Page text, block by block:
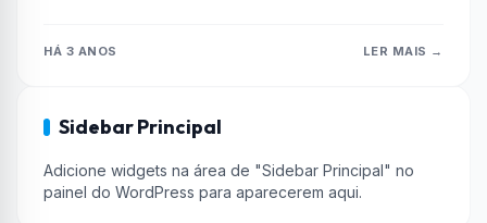
HÁ 3 ANOS LER MAIS →
Sidebar Principal
Adicione widgets na área de "Sidebar Principal" no
painel do WordPress para aparecerem aqui.